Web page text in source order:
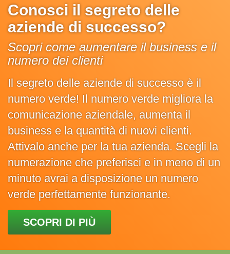
Conosci il segreto delle
aziende di successo?
Scopri come aumentare il business e il
numero dei clienti
Il segreto delle aziende di successo è il
numero verde! Il numero verde migliora la
comunicazione aziendale, aumenta il
business e la quantità di nuovi clienti.
Attivalo anche per la tua azienda. Scegli la
numerazione che preferisci e in meno di un
minuto avrai a disposizione un numero
verde perfettamente funzionante.
SCOPRI DI PIÙ